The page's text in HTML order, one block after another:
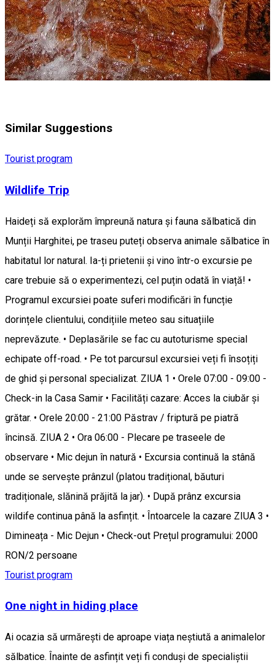
Similar Suggestions
Tourist program
Wildlife Trip
Haideți să explorăm împreună natura și fauna sălbatică din
Munții Harghitei, pe traseu puteți observa animale sălbatice în
habitatul lor natural. Ia-ți prietenii și vino într-o excursie pe
care trebuie să o experimentezi, cel puțin odată în viață! •
Programul excursiei poate suferi modificări în funcție
dorințele clientului, condițiile meteo sau situațiile
neprevăzute. • Deplasările se fac cu autoturisme special
echipate off-road. • Pe tot parcursul excursiei veți fi însoțiți
de ghid și personal specializat. ZIUA 1 • Orele 07:00 - 09:00 -
Check-in la Casa Samir • Facilități cazare: Acces la ciubăr și
grătar. • Orele 20:00 - 21:00 Păstrav / friptură pe piatră
încinsă. ZIUA 2 • Ora 06:00 - Plecare pe traseele de
observare • Mic dejun în natură • Excursia continuă la stână
unde se servește prânzul (platou tradițional, băuturi
tradiționale, slănină prăjită la jar). • După prânz excursia
wildife continua până la asfințit. • Întoarcele la cazare ZIUA 3 •
Dimineața - Mic Dejun • Check-out Prețul programului: 2000
RON/2 persoane
Tourist program
One night in hiding place
Ai ocazia să urmărești de aproape viața neștiută a animalelor
sălbatice. Înainte de asfințit veți fi conduși de specialiștii